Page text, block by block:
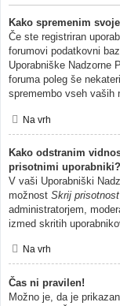
Kako spremenim
Če ste registriran
forumovi podatkovni
Uporabniške Nadzorne
foruma poleg še
spremembo vseh vaših
Na vrh
Kako odstranim
prisotnimi uporabniki?
V vaši Uporabniški
možnost Skrij prisotnost
administratorjem,
izmed skritih
Na vrh
Čas ni pravilen!
Možno je, da je